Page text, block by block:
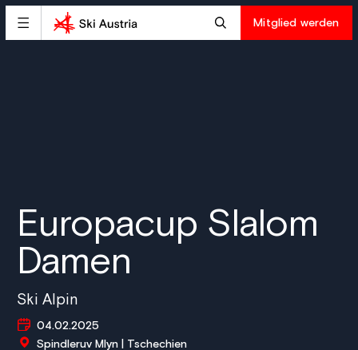
Mitglied werden
Europacup Slalom
Damen
Ski Alpin
04.02.2025
Spindleruv Mlyn | Tschechien